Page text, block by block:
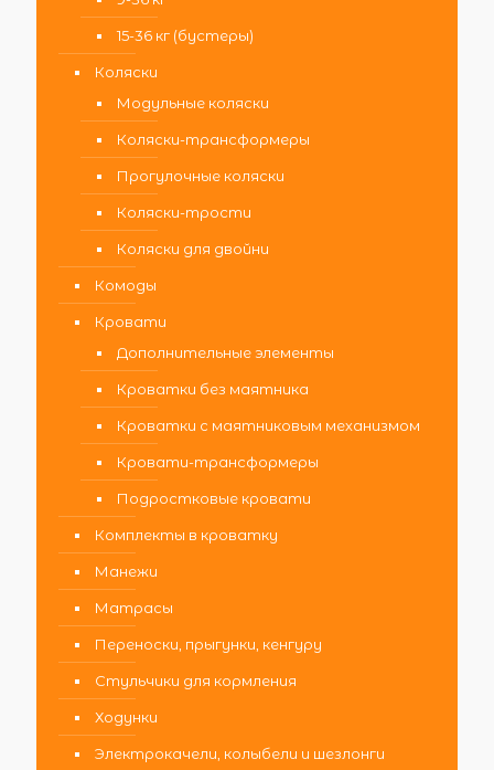
15-36 кг (бустеры)
Коляски
Модульные коляски
Коляски-трансформеры
Прогулочные коляски
Коляски-трости
Коляски для двойни
Комоды
Кровати
Дополнительные элементы
Кроватки без маятника
Кроватки с маятниковым механизмом
Кровати-трансформеры
Подростковые кровати
Комплекты в кроватку
Манежи
Матрасы
Переноски, прыгунки, кенгуру
Стульчики для кормления
Ходунки
Электрокачели, колыбели и шезлонги